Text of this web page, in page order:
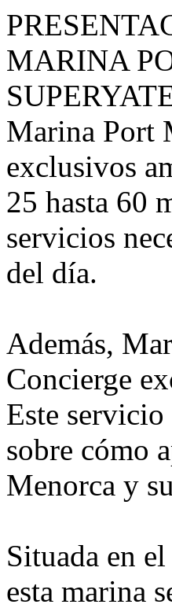
MARINA
Marina Port
exclusivos
25 hasta 60
servicios
del día.
Además,
Concierge
Este servicio
sobre cómo
Menorca y
Situada en
esta marina